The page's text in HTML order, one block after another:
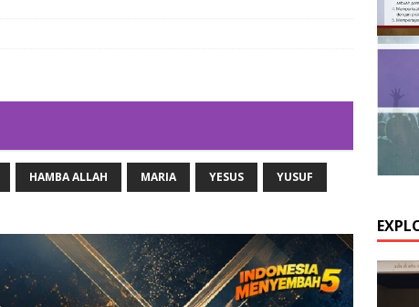
HAMBA ALLAH MARIA YESUS YUSUF